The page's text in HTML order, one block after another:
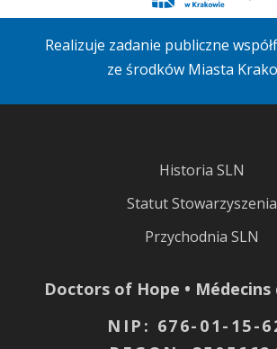
Realizuje zadanie publiczne
ze środków Miasta
Historia SLN
Statut Stowarzyszenia
Przychodnia SLN
Doctors of Hope • Médecins
NIP: 676-01-15-